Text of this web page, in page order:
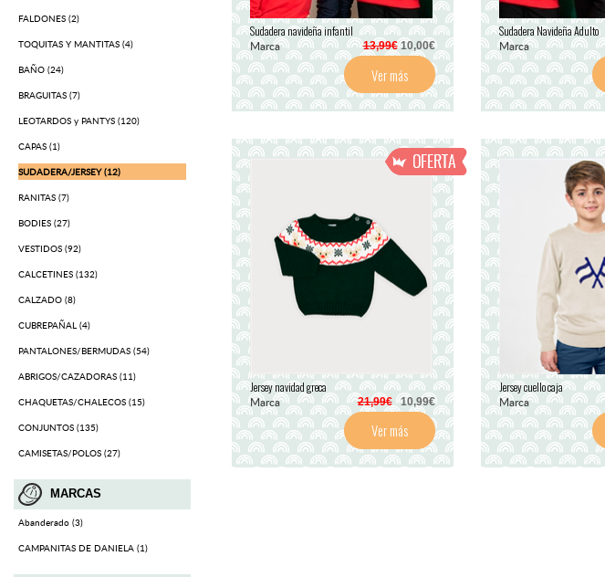
FALDONES (2)
TOQUITAS Y MANTITAS (4)
BAÑO (24)
BRAGUITAS (7)
LEOTARDOS y PANTYS (120)
CAPAS (1)
SUDADERA/JERSEY (12)
RANITAS (7)
BODIES (27)
VESTIDOS (92)
CALCETINES (132)
CALZADO (8)
CUBREPAÑAL (4)
PANTALONES/BERMUDAS (54)
ABRIGOS/CAZADORAS (11)
CHAQUETAS/CHALECOS (15)
CONJUNTOS (135)
CAMISETAS/POLOS (27)
MARCAS
Abanderado (3)
CAMPANITAS DE DANIELA (1)
Sudadera navideña infantil
Marca 13,99€10,00€
Ver más
Sudadera Navideña Adulto
Marca
Jersey navidad greca
Marca 21,99€10,99€
Ver más
Jersey cuello caja
Marca